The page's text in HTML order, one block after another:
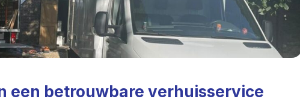
een betrouwbare verhuisservice